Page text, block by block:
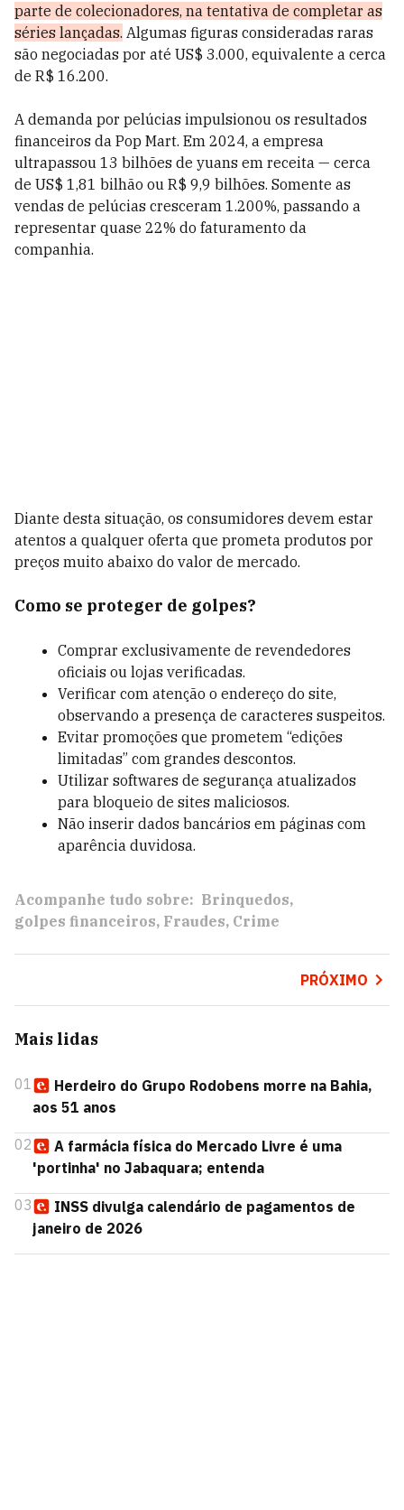
parte de colecionadores, na tentativa de completar as
séries lançadas. Algumas figuras consideradas raras
são negociadas por até US$ 3.000, equivalente a cerca
de R$ 16.200.
A demanda por pelúcias impulsionou os resultados
financeiros da Pop Mart. Em 2024, a empresa
ultrapassou 13 bilhões de yuans em receita — cerca
de US$ 1,81 bilhão ou R$ 9,9 bilhões. Somente as
vendas de pelúcias cresceram 1.200%, passando a
representar quase 22% do faturamento da
companhia.
Diante desta situação, os consumidores devem estar
atentos a qualquer oferta que prometa produtos por
preços muito abaixo do valor de mercado.
Como se proteger de golpes?
Comprar exclusivamente de revendedores
oficiais ou lojas verificadas.
Verificar com atenção o endereço do site,
observando a presença de caracteres suspeitos.
Evitar promoções que prometem “edições
limitadas” com grandes descontos.
Utilizar softwares de segurança atualizados
para bloqueio de sites maliciosos.
Não inserir dados bancários em páginas com
aparência duvidosa.
Acompanhe tudo sobre: Brinquedos
golpes financeiros Fraudes Crime
PRÓXIMO
Mais lidas
01
Herdeiro do Grupo Rodobens morre na Bahia,
aos 51 anos
02
A farmácia física do Mercado Livre é uma
'portinha' no Jabaquara; entenda
03
INSS divulga calendário de pagamentos de
janeiro de 2026